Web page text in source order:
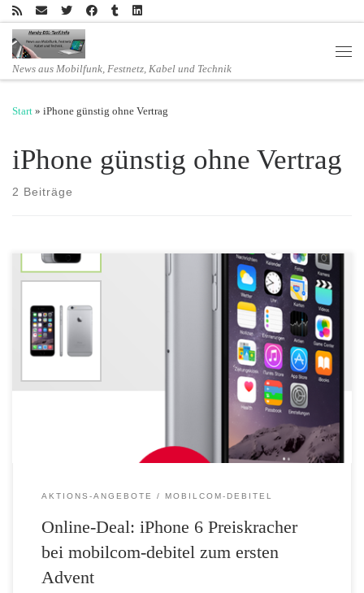
Zum Inhalt springen
News aus Mobilfunk, Festnetz, Kabel und Technik
Start » iPhone günstig ohne Vertrag
iPhone günstig ohne Vertrag
2 Beiträge
Advent, Advent – der Kracherpreis brennt: Das Apple iPhone 6 32 GB
in space grey für nur 359,00 Euro bei mobilcom-debitel Pünktlich zum
ersten Advent zeigt mobilcom-debitel Herz und bietet allen Apple-
Fans beim Preiskracher ab Sonntag das iPhone 6 in der 32 GB Variante
für nur noch 359,00 Euro an. […]
AKTIONS-ANGEBOTE MOBILCOM-DEBITEL
Online-Deal: iPhone 6 Preiskracher
bei mobilcom-debitel zum ersten
Advent